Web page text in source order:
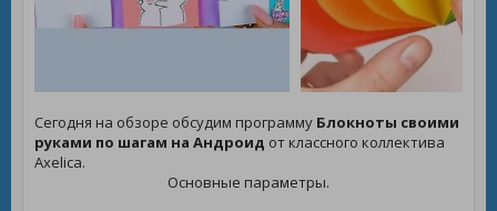
Сегодня на обзоре обсудим программу Блокноты своими
руками по шагам на Андроид от классного коллектива
Axelica.
Основные параметры.